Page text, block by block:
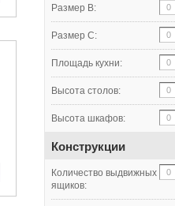
Размер B:
Размер C:
Площадь кухни:
Высота столов:
Высота шкафов:
Конструкции
Количество выдвижных
ящиков: